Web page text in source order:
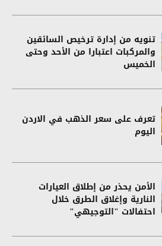
تنويه من إدارة ترخيص السائقين
والمركبات اعتبارا من الأحد وحتى
الخميس
تعرف على سعر الذهب في الاردن
اليوم
الأمن يحذر من إطلاق العيارات
النارية وإغلاق الطرق خلال
احتفالات "التوجيهي"